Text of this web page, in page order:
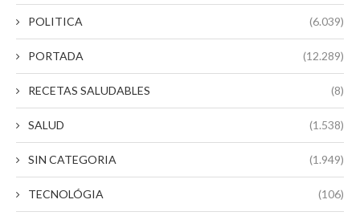
POLITICA (6.039)
PORTADA (12.289)
RECETAS SALUDABLES (8)
SALUD (1.538)
SIN CATEGORIA (1.949)
TECNOLÓGIA (106)